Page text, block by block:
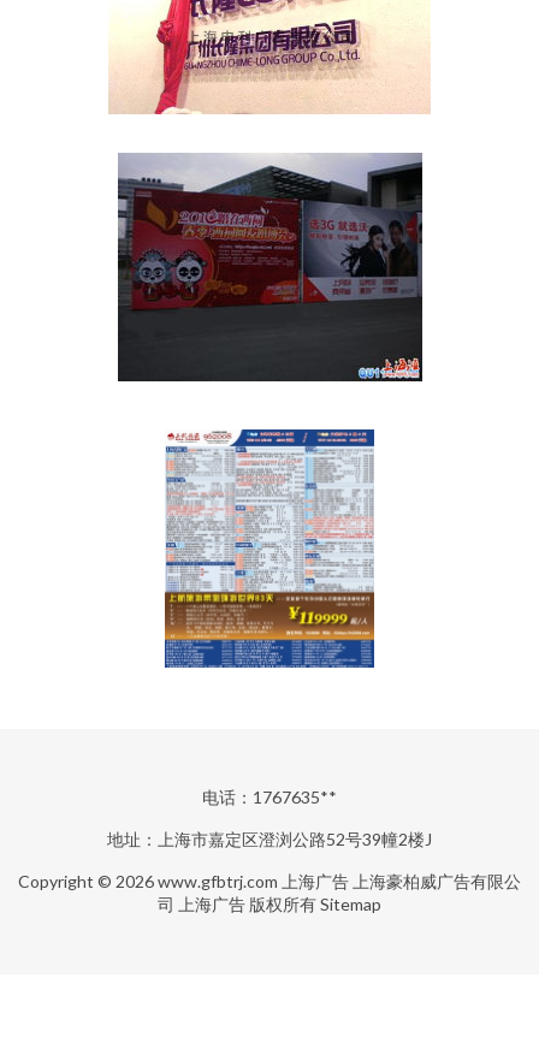
电话：1767635**
地址：上海市嘉定区澄浏公路52号39幢2楼J
Copyright © 2026www.gfbtrj.com 上海广告 上海豪柏威广告有限公
司
上海广告 版权所有Sitemap